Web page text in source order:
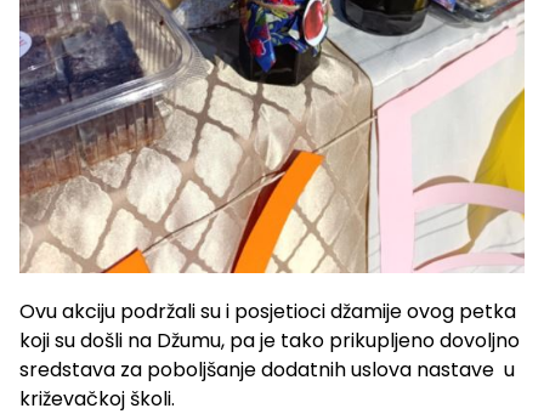
Ovu akciju podržali su i posjetioci džamije ovog petka
koji su došli na Džumu, pa je tako prikupljeno dovoljno
sredstava za poboljšanje dodatnih uslova nastave u
križevačkoj školi.